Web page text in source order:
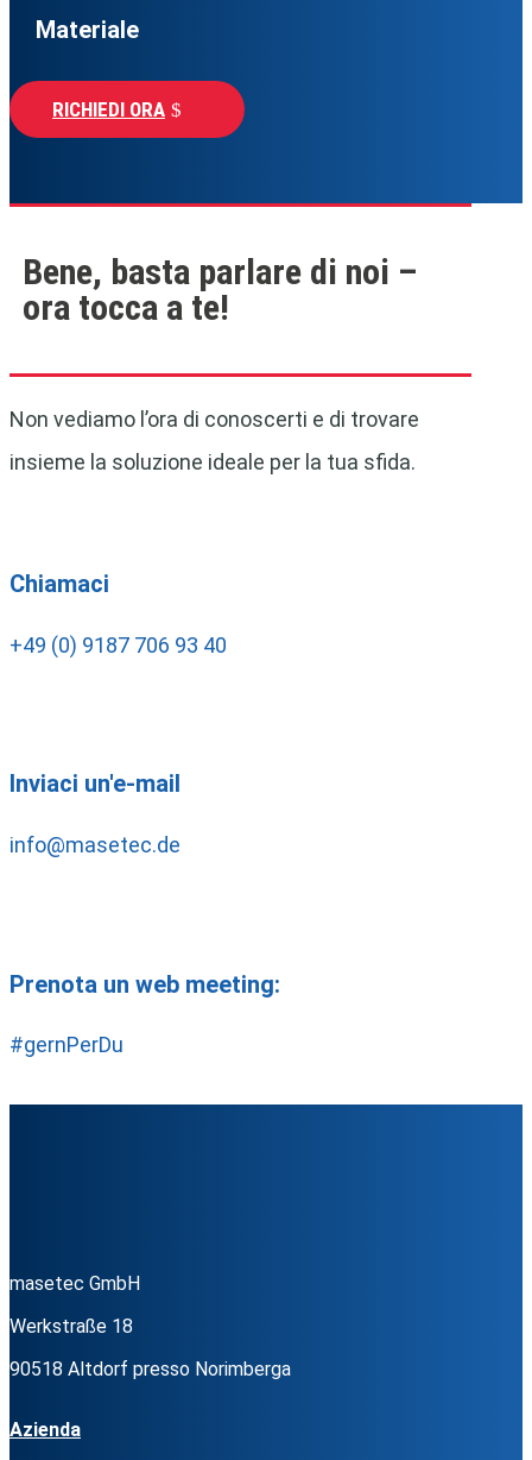
Materiale
RICHIEDI ORA
Bene, basta parlare di noi –
ora tocca a te!
Non vediamo l’ora di conoscerti e di trovare
insieme la soluzione ideale per la tua sfida.
Chiamaci
+49 (0) 9187 706 93 40
Inviaci un'e-mail
info@masetec.de
Prenota un web meeting:
#gernPerDu
masetec GmbH
Werkstraße 18
90518 Altdorf presso Norimberga
Azienda